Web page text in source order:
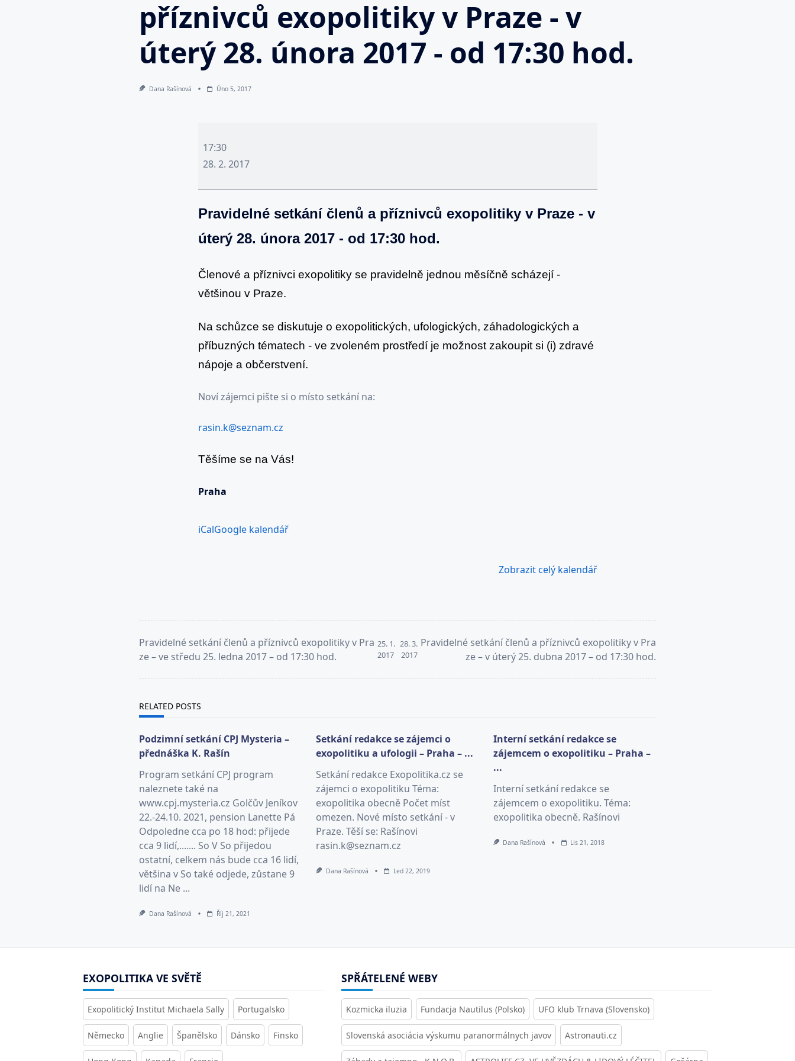
příznivců exopolitiky v Praze - v
úterý 28. února 2017 - od 17:30 hod.
Dana Rašínová Úno 5, 2017
setkání
členů
exopolitiky
Praze
v
úterý
února
2017
-
17:30
17:30
28. 2. 2017
Pravidelné setkání členů a příznivců exopolitiky v Praze - v
úterý 28. února 2017 - od 17:30 hod.
Členové a příznivci exopolitiky se pravidelně jednou měsíčně scházejí -
většinou v Praze.
Na schůzce se diskutuje o exopolitických, ufologických, záhadologických a
příbuzných tématech - ve zvoleném prostředí je možnost zakoupit si (i) zdravé
nápoje a občerstvení.
Noví zájemci pište si o místo setkání na:
rasin.k@seznam.cz
Těšíme se na Vás!
Praha
iCalGoogle kalendář
Zobrazit celý kalendář
<span
class="nav-
text">Page</span>
Pravidelné setkání členů a příznivců exopolitiky v Pra
ze – ve středu 25. ledna 2017 – od 17:30 hod.
25. 1.
2017
Pravidelné setkání členů a příznivců exopolitiky v Pra
ze – v úterý 25. dubna 2017 – od 17:30 hod.
28. 3.
2017
RELATED POSTS
Podzimní setkání CPJ Mysteria –
přednáška K. Rašín
Program setkání CPJ program
naleznete také na
www.cpj.mysteria.cz Golčův Jeníkov
22.-24.10. 2021, pension Lanette Pá
Odpoledne cca po 18 hod: přijede
cca 9 lidí,....... So V So přijedou
ostatní, celkem nás bude cca 16 lidí,
většina v So také odjede, zůstane 9
lidí na Ne ...
Dana Rašínová Říj 21, 2021
Setkání redakce se zájemci o
exopolitiku a ufologii – Praha – ...
Setkání redakce Exopolitika.cz se
zájemci o exopolitiku Téma:
exopolitika obecně Počet míst
omezen. Nové místo setkání - v
Praze. Těší se: Rašínovi
rasin.k@seznam.cz
Dana Rašínová Led 22, 2019
Interní setkání redakce se
zájemcem o exopolitiku – Praha –
...
Interní setkání redakce se
zájemcem o exopolitiku. Téma:
exopolitika obecně. Rašínovi
Dana Rašínová Lis 21, 2018
EXOPOLITIKA VE SVĚTĚ
Exopolitický Institut Michaela Sally Portugalsko
Německo Anglie Španělsko Dánsko Finsko
SPŘÁTELENÉ WEBY
Kozmicka iluzia Fundacja Nautilus (Polsko) UFO klub Trnava (Slovensko)
Slovenská asociácia výskumu paranormálnych javov Astronauti.cz